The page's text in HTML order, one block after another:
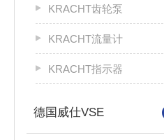
KRACHT齿轮泵
KRACHT流量计
KRACHT指示器
德国威仕VSE